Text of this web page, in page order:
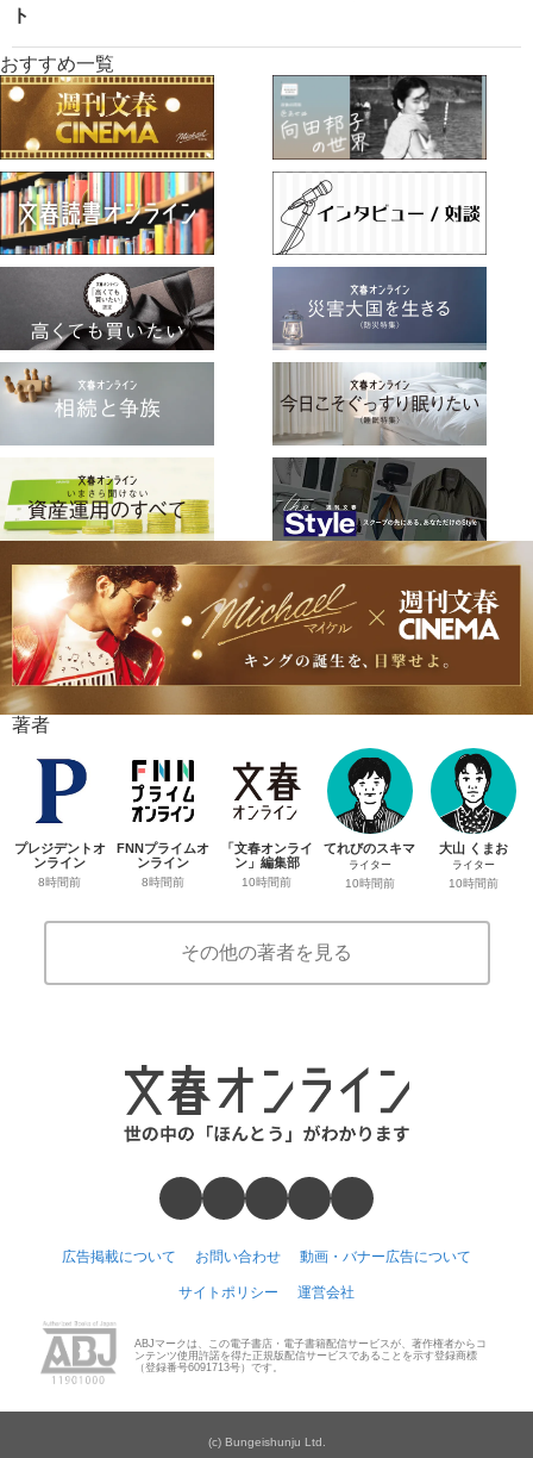
ト
おすすめ一覧
著者
プレジデントオ
ンライン
8時間前
FNNプライムオ
ンライン
8時間前
「文春オンライ
ン」編集部
10時間前
てれびのスキマ
ライター
10時間前
大山 くまお
ライター
10時間前
その他の著者を見る
広告掲載について お問い合わせ 動画・バナー広告について
サイトポリシー 運営会社
ABJマークは、この電子書店・電子書籍配信サービスが、著作権者からコ
ンテンツ使用許諾を得た正規版配信サービスであることを示す登録商標
（登録番号6091713号）です。
(c) Bungeishunju Ltd.